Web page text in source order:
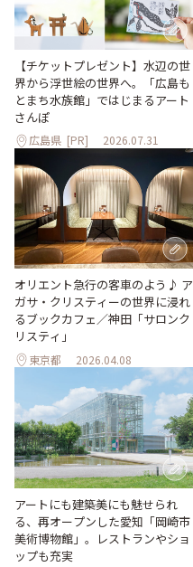
【チケットプレゼント】水辺の世
界から浮世絵の世界へ。「広島も
とまち水族館」ではじまるアート
さんぽ
広島県 [PR] 2026.07.31
オリエント急行の客車のよう♪ ア
ガサ・クリスティーの世界に浸れ
るブックカフェ／神田「サロンク
リスティ」
東京都 2026.04.08
アートにも建築美にも魅せられ
る、再オープンした愛知「岡崎市
美術博物館」。レストランやショ
ップも充実